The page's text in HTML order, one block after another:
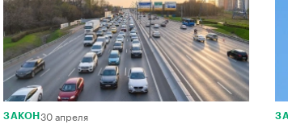
ЗАКОН 30 апреля